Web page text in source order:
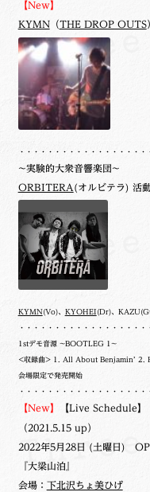
【New】
KYMN （THE DROP OUTS
・・・・・・・・・・・・・・・・・・
~実験的大衆音響楽団~
ORBITERA (オルビテラ) 活
KYMN(Vo)、 KYOHEI (Dr)、
・・・・・・・・・・・・・・・・・・
1stデモ音源 ~BOOTLEG 1~
<収録曲> 1. All About Benjamin’ 2.
会場限定で発売開始
・・・・・・・・・・・・・・・・・・
【New】 【Live Schedule】
（2021.5.15 up）
2022年5月28日 (土曜日)
『大梁山泊』
会場： 下北沢ちょ美ひげ